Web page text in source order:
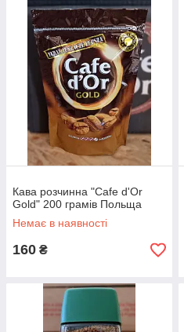
Кава розчинна "Cafe d'Or
Gold" 200 грамів Польща
Немає в наявності
160 ₴